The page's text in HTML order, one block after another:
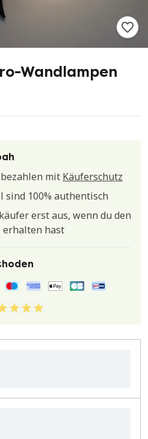
Wandlampen
mit Käuferschutz
100% authentisch
erst aus, wenn du den
hast